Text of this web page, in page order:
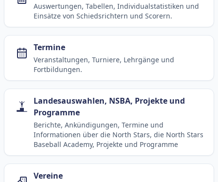
Auswertungen, Tabellen, Individualstatistiken und
Einsätze von Schiedsrichtern und Scorern.
Termine
Veranstaltungen, Turniere, Lehrgänge und
Fortbildungen.
Landesauswahlen, NSBA, Projekte und
Programme
Berichte, Ankündigungen, Termine und
Informationen über die North Stars, die North Stars
Baseball Academy, Projekte und Programme
Vereine